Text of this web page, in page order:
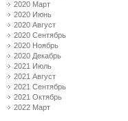
2020 Март
2020 Июнь
2020 Август
2020 Сентябрь
2020 Ноябрь
2020 Декабрь
2021 Июль
2021 Август
2021 Сентябрь
2021 Октябрь
2022 Март